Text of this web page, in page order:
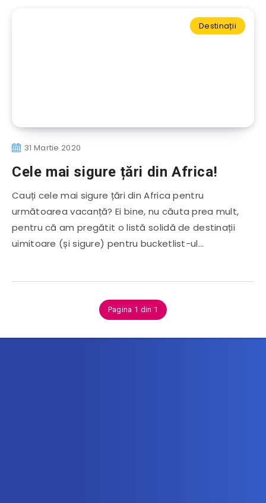
Destinații
31 Martie 2020
Cele mai sigure țări din Africa!
Cauți cele mai sigure țări din Africa pentru
următoarea vacanță? Ei bine, nu căuta prea mult,
pentru că am pregătit o listă solidă de destinații
uimitoare (și sigure) pentru bucketlist-ul…
Pagina 1 din 1